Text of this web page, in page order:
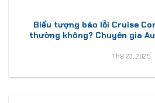
Biểu tượng báo lỗi Cruise
thường không? Chuyên gia
Th9 23, 2025